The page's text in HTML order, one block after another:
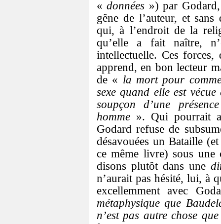
«données ») par
gêne de l’auteur, et
qui, à l’endroit de la
qu’elle a fait naître,
intellectuelle. Ces forces,
apprend, en bon lecteur
de « la mort pour
sexe quand elle est
soupçon d’une
homme ». Qui pourrait
Godard refuse de
désavouées un Bataille
ce même livre) sous
disons plutôt dans une
n’aurait pas hésité, lui, à
excellemment avec
métaphysique que
n’est pas autre chose